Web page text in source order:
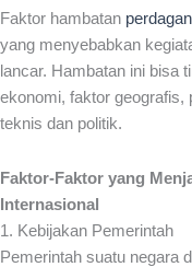
Faktor hambatan
yang menyebabkan
lancar. Hambatan ini bisa
ekonomi, faktor geografis,
teknis dan politik.
Faktor-Faktor yang
Internasional
1. Kebijakan Pemerintah
Pemerintah suatu negara